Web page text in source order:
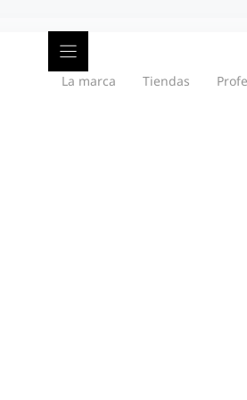
La marca Tiendas